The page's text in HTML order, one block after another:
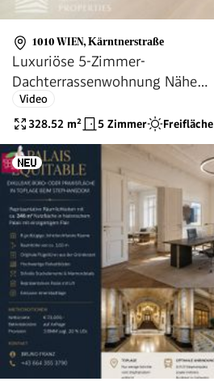
1010 WIEN, Kärntnerstraße
Luxuriöse 5-Zimmer-
Dachterrassenwohnung Nähe
Stephansplatz
Video
328.52 m² 5 Zimmer Freifläche